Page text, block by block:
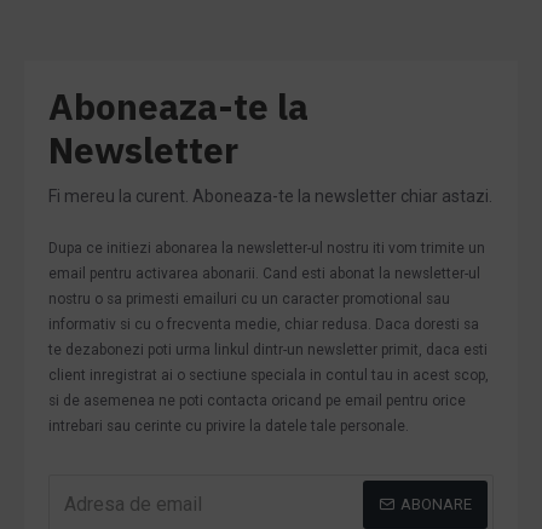
Aboneaza-te la
Newsletter
Fi mereu la curent. Aboneaza-te la newsletter chiar astazi.
Dupa ce initiezi abonarea la newsletter-ul nostru iti vom trimite un
email pentru activarea abonarii. Cand esti abonat la newsletter-ul
nostru o sa primesti emailuri cu un caracter promotional sau
informativ si cu o frecventa medie, chiar redusa. Daca doresti sa
te dezabonezi poti urma linkul dintr-un newsletter primit, daca esti
client inregistrat ai o sectiune speciala in contul tau in acest scop,
si de asemenea ne poti contacta oricand pe email pentru orice
intrebari sau cerinte cu privire la datele tale personale.
ABONARE